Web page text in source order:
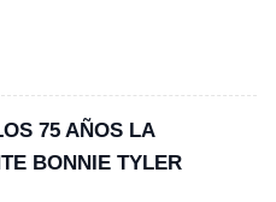
75 AÑOS LA
BONNIE TYLER